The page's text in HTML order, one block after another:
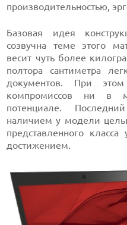
производительностью,
Базовая идея
созвучна теме этого
весит чуть более
полтора сантиметра
документов. При
компромиссов ни в
потенциале.
наличием у модели
представленного класса
достижением.